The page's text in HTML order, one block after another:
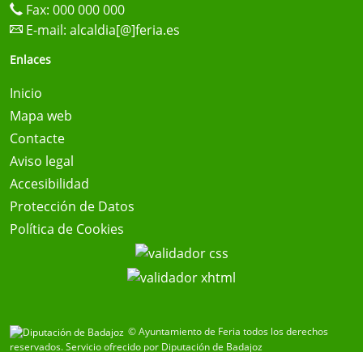
Fax: 000 000 000
E-mail: alcaldia[@]feria.es
Enlaces
Inicio
Mapa web
Contacte
Aviso legal
Accesibilidad
Protección de Datos
Política de Cookies
© Ayuntamiento de Feria todos los derechos
reservados.Servicio ofrecido por Diputación de Badajoz